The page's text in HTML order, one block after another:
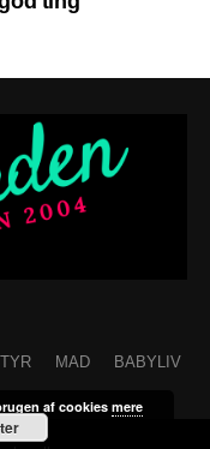
MAD BABYLIV
af cookies mere